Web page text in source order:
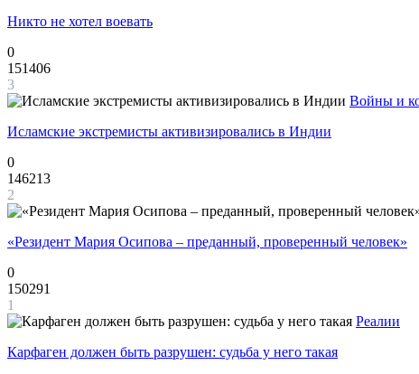
Никто не хотел воевать
0
151406
3
Войны и
Исламские экстремисты активизировались в Индии
0
146213
2
«Резидент Мария Осипова – преданный, проверенный человек»
0
150291
1
Реалии
Карфаген должен быть разрушен: судьба у него такая